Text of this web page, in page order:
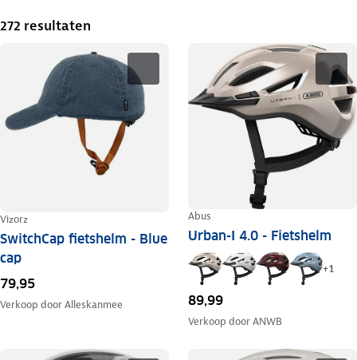
272 resultaten
Vizorz
SwitchCap fietshelm - Blue
cap
79,95
Verkoop doorAlleskanmee
Abus
Urban-I 4.0 - Fietshelm
+1
89,99
Verkoop doorANWB